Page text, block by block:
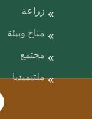
زراعة
مناخ وبيئة
مجتمع
ملتيميديا